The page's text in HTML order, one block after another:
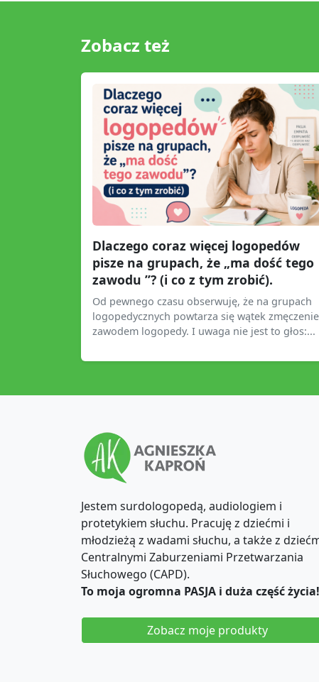
Zobacz też
Dlaczego coraz więcej logopedów
pisze na grupach, że „ma dość tego
zawodu ”? (i co z tym zrobić).
Od pewnego czasu obserwuję, że na grupach
logopedycznych powtarza się wątek zmęczenie
zawodem logopedy. I uwaga nie jest to głos:...
Jestem surdologopedą, audiologiem i
protetykiem słuchu. Pracuję z dziećmi i
młodzieżą z wadami słuchu, a także z
Centralnymi Zaburzeniami Przetwarzania
Słuchowego (CAPD).
To moja ogromna PASJA i duża część życia!
Zobacz moje produkty